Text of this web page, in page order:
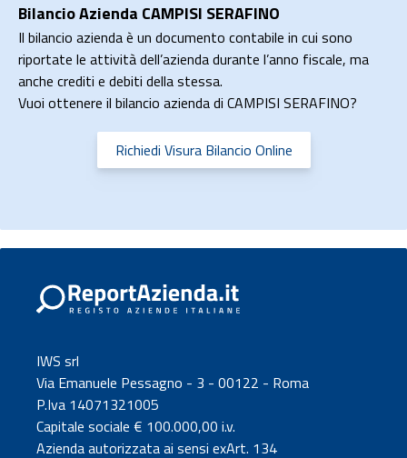
Bilancio Azienda CAMPISI SERAFINO
Il bilancio azienda è un documento contabile in cui sono
riportate le attività dell’azienda durante l’anno fiscale, ma
anche crediti e debiti della stessa.
Vuoi ottenere il bilancio azienda di CAMPISI SERAFINO?
Richiedi Visura Bilancio Online
IWS srl
Via Emanuele Pessagno - 3 - 00122 - Roma
P.Iva 14071321005
Capitale sociale € 100.000,00 i.v.
Azienda autorizzata ai sensi exArt. 134